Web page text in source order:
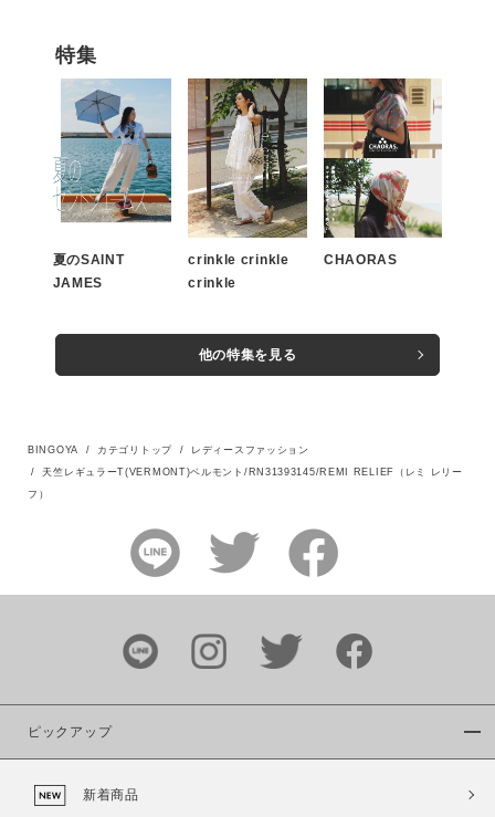
この条件で絞り込む
特集
夏のSAINT
JAMES
crinkle crinkle
crinkle
CHAORAS
他の特集を見る
BINGOYA カテゴリトップ
レディースファッション
天竺レギュラーT(VERMONT)ベルモント/RN31393145/REMI RELIEF（レミ レリー
フ）
ピックアップ
新着商品